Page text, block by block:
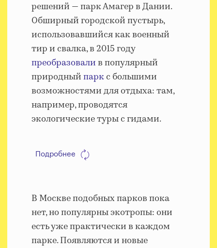
решений — парк Амагер в Дании.
Обширный городской пустырь,
использовавшийся как военный
тир и свалка, в 2015 году
преобразовалив популярный
природныйпаркс большими
возможностями для отдыха: там,
например, проводятся
экологические туры с гидами.
Подробнее
В Москве подобных парков пока
нет, но популярны экотропы: они
есть уже практически в каждом
парке. Появляются и новые